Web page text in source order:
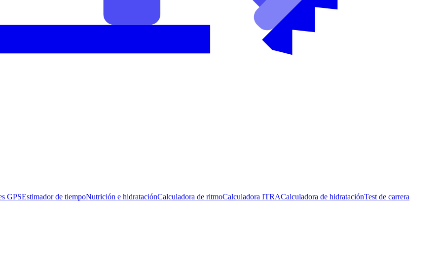
GPSEstimador de tiempoNutrición e hidrataciónCalculadora de ritmoCalculadora ITRACalculadora de hidrataciónTest de carrera